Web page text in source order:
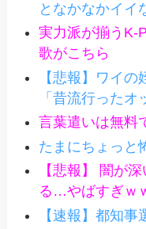
となかなかイイ
実力派が揃うK-
歌がこちら
【悲報】ワイ
「昔流行った
言葉遣いは無料
たまにちょっと
【悲報】 闇が
る…やばすぎｗ
【速報】都知